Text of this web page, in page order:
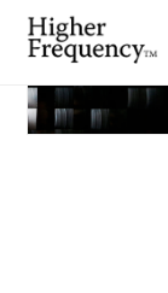
TAG: Len Faki